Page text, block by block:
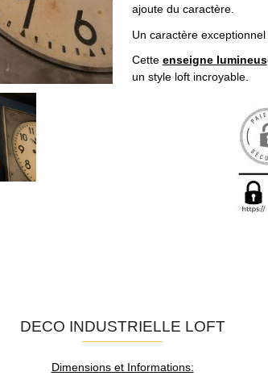
ajoute du caractère.
Un caractère
Cette enseigne lumineus
un style loft incroyable.
DECO INDUSTRIELLE LOFT
Dimensions et Informations: